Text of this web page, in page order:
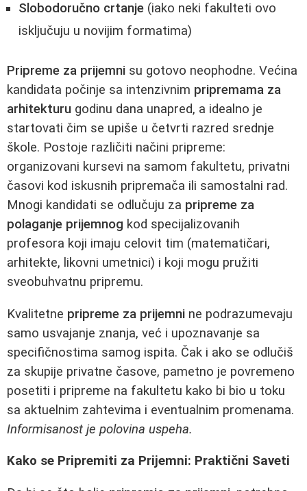
Slobodoručno crtanje (iako neki fakulteti ovo
isključuju u novijim formatima)
Pripreme za prijemni su gotovo neophodne. Većina
kandidata počinje sa intenzivnim pripremama za
arhitekturu godinu dana unapred, a idealno je
startovati čim se upiše u četvrti razred srednje
škole. Postoje različiti načini pripreme:
organizovani kursevi na samom fakultetu, privatni
časovi kod iskusnih pripremača ili samostalni rad.
Mnogi kandidati se odlučuju za pripreme za
polaganje prijemnog kod specijalizovanih
profesora koji imaju celovit tim (matematičari,
arhitekte, likovni umetnici) i koji mogu pružiti
sveobuhvatnu pripremu.
Kvalitetne pripreme za prijemni ne podrazumevaju
samo usvajanje znanja, već i upoznavanje sa
specifičnostima samog ispita. Čak i ako se odlučiš
za skupije privatne časove, pametno je povremeno
posetiti i pripreme na fakultetu kako bi bio u toku
sa aktuelnim zahtevima i eventualnim promenama.
Informisanost je polovina uspeha.
Kako se Pripremiti za Prijemni: Praktični Saveti